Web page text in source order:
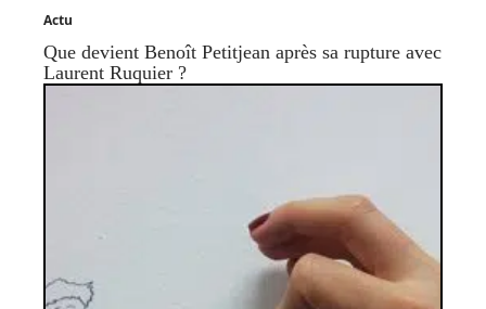
Actu
Que devient Benoît Petitjean après sa rupture avec
Laurent Ruquier ?